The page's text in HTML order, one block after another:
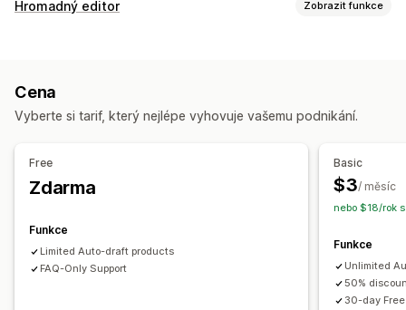
Vytváření obsahu
Hromadný editor Zobrazit funkce
Popisy
Cena
Vyberte si tarif, který nejlépe vyhovuje vašemu podnikání.
Free
Zdarma
Funkce
Limited Auto-draft products
FAQ-Only Support
Basic
$3/ měsíc
nebo $18/rok
Funkce
Unlimited
50%
30-day